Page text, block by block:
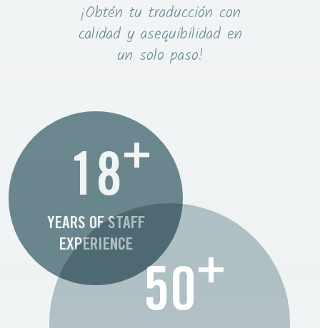
¡Obtén tu traducción con
calidad y asequibilidad en
un solo paso!
50+
18+
YEARS OF STAFF
EXPERIENCE